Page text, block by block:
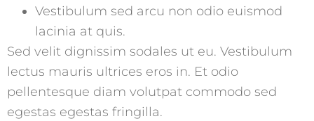
Vestibulum sed arcu non odio euismod
lacinia at quis.
Sed velit dignissim sodales ut eu. Vestibulum
lectus mauris ultrices eros in. Et odio
pellentesque diam volutpat commodo sed
egestas egestas fringilla.